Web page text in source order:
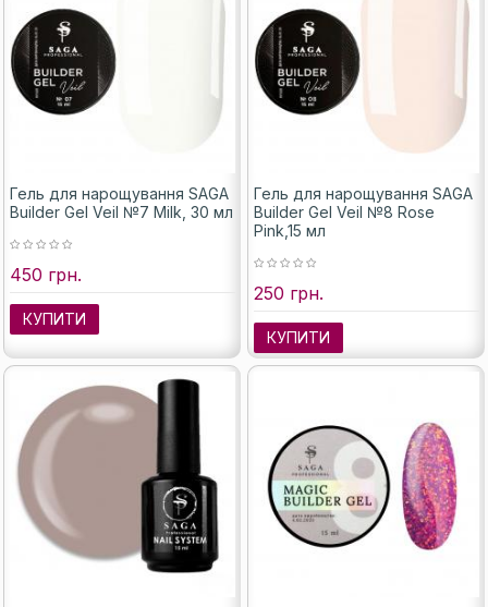
Гель для нарощування SAGA
Builder Gel Veil №7 Milk, 30 мл
450 грн.
КУПИТИ
Гель для нарощування SAGA
Builder Gel Veil №8 Rose
Pink,15 мл
250 грн.
КУПИТИ